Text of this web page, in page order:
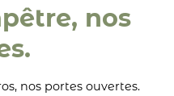
nos
nos portes ouvertes.